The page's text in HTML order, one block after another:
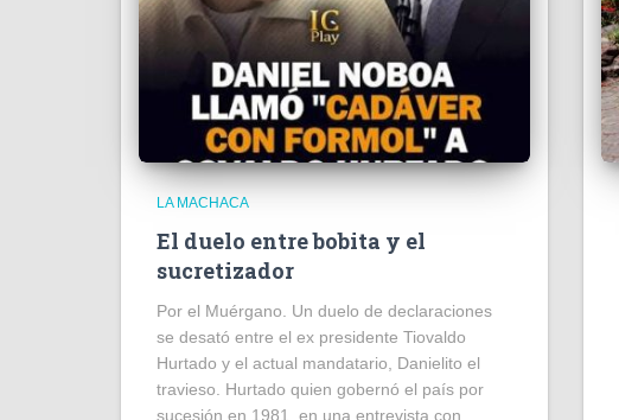
LA MACHACA
El duelo entre bobita y el
sucretizador
Por el Muérgano. Un duelo de declaraciones
se desató entre el ex presidente Tiovaldo
Hurtado y el actual mandatario, Danielito el
travieso. Hurtado quien gobernó el país por
sucesión en 1981, en una entrevista con